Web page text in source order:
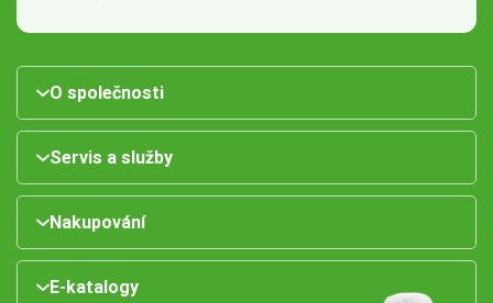
O společnosti
Servis a služby
Nakupování
E-katalogy